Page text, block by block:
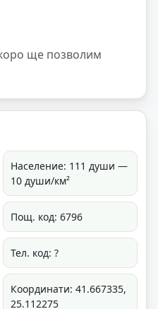
ще позволим
Население: 111 души —
10 души/км²
Пощ. код: 6796
Тел. код: ?
Координати: 41.667335,
25.112275